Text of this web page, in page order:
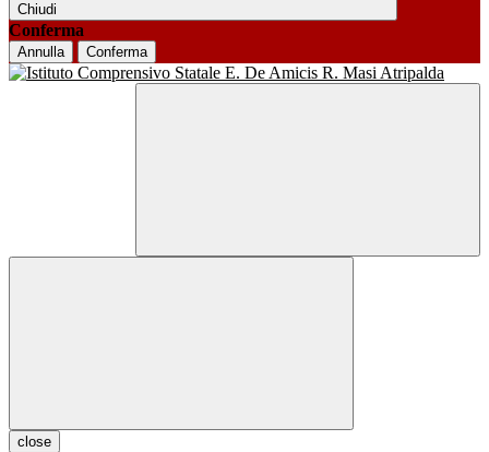
Chiudi
Conferma
Annulla Conferma
close